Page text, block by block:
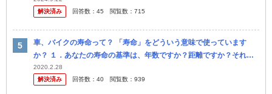
解決済み
回答数： 45 閲覧数： 715
車、バイクの寿命って？ 「寿命」をどういう意味で使っています
か？ １．あなたの寿命の基準は、年数ですか？距離ですか？それ以
外？ ２．現在所有している車名と、寿命をどの位考えているかをお
答えくだ...
2020.2.28
解決済み
回答数： 40 閲覧数： 939